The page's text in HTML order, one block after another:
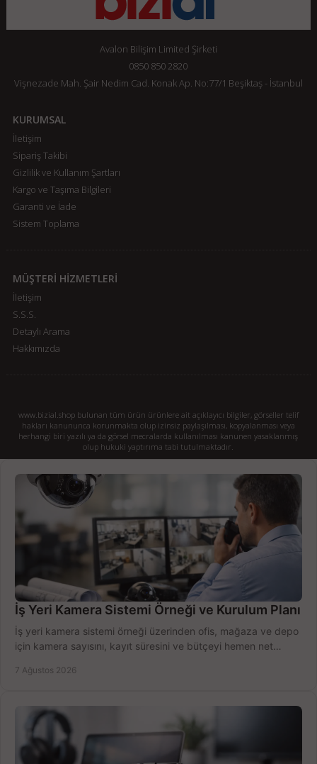
Avalon Bilişim Limited Şirketi
0850 850 2820
Vişnezade Mah. Şair Nedim Cad. Konak Ap. No:77/1 Beşiktaş - İstanbul
KURUMSAL
İletişim
Sipariş Takibi
Gizlilik ve Kullanım Şartları
Kargo ve Taşıma Bilgileri
Garanti ve İade
Sistem Toplama
MÜŞTERİ HİZMETLERİ
İletişim
S.S.S.
Detaylı Arama
Hakkımızda
www.bizial.shop bulunan tüm ürün ürünlere ait açıklayıcı bilgiler, görseller telif
hakları kanununca korunmakta olup izinsiz paylaşılması, kopyalanması veya
herhangi biri yazılı ya da görsel mecralarda kullanılması kanunen yasaklanmış
olup hukuki yaptırıma tabi tutulmaktadır.
İş Yeri Kamera Sistemi Örneği ve Kurulum Planı
İş yeri kamera sistemi örneği üzerinden ofis, mağaza ve depo
için kamera sayısını, kayıt süresini ve bütçeyi hemen net
7 Ağustos 2026